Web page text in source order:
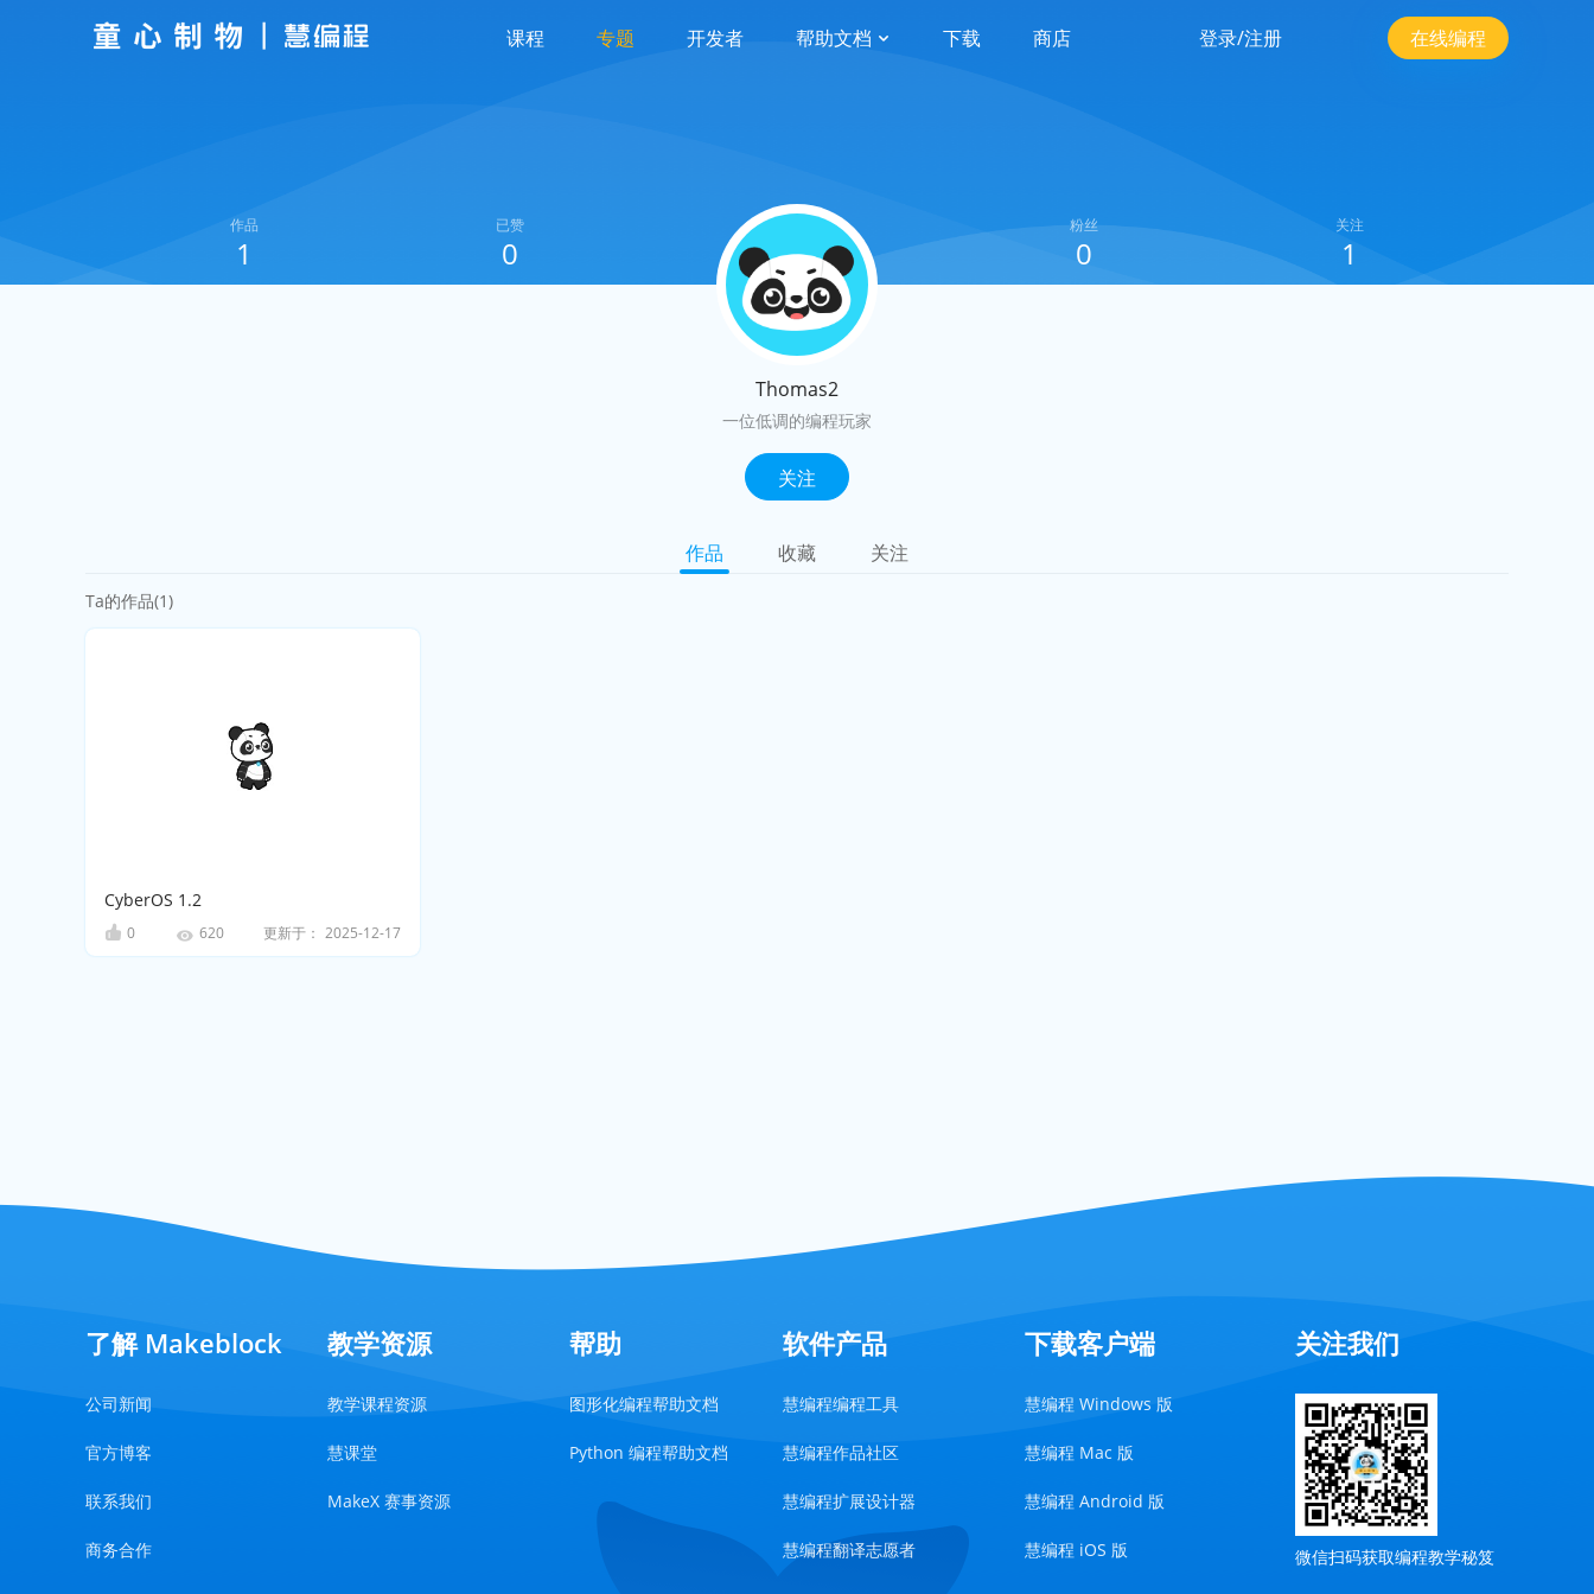
课程 专题 开发者 帮助文档 下载 商店 登录/注册 在线编程
作品
1
已赞
0
粉丝
0
关注
1
Thomas2
一位低调的编程玩家
关注
作品 收藏 关注
Ta的作品(1)
CyberOS 1.2
0 620 更新于： 2025-12-17
了解 Makeblock
公司新闻
官方博客
联系我们
商务合作
教学资源
教学课程资源
慧课堂
MakeX 赛事资源
帮助
图形化编程帮助文档
Python 编程帮助文档
软件产品
慧编程编程工具
慧编程作品社区
慧编程扩展设计器
慧编程翻译志愿者
下载客户端
慧编程 Windows 版
慧编程 Mac 版
慧编程 Android 版
慧编程 iOS 版
关注我们
微信扫码获取编程教学秘笈